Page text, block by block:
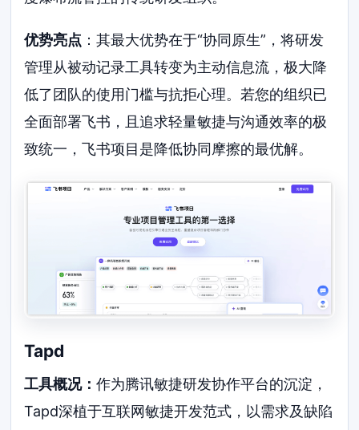
优势亮点 ：其最大优势在于“协同原生”，将研发
管理从被动记录工具转变为主动信息流，极大降
低了团队的使用门槛与抗拒心理。若您的组织已
全面部署飞书，且追求轻量敏捷与沟通效率的极
致统一，飞书项目是降低协同摩擦的最优解。
Tapd
工具概况：作为腾讯敏捷研发协作平台的沉淀，
Tapd深植于互联网敏捷开发范式，以需求及缺陷